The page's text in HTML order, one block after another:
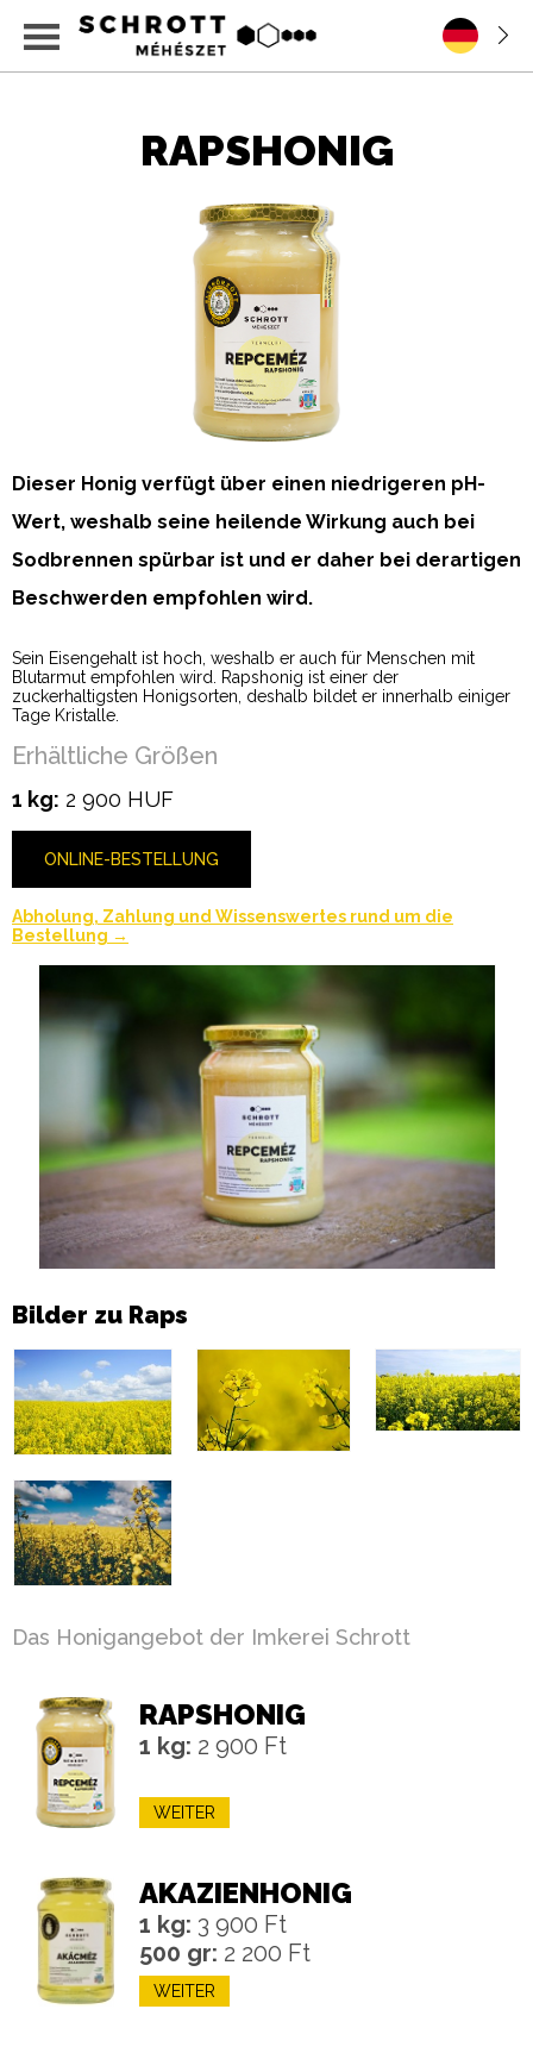
Das Honigangebot der Imkerei Schrott
RAPSHONIG
1 kg: 2 900 Ft
WEITER
AKAZIENHONIG
1 kg: 3 900 Ft
500 gr: 2 200 Ft
WEITER
RAPSHONIG
Dieser Honig verfügt über einen niedrigeren pH-
Wert, weshalb seine heilende Wirkung auch bei
Sodbrennen spürbar ist und er daher bei derartigen
Beschwerden empfohlen wird.
Sein Eisengehalt ist hoch, weshalb er auch für Menschen mit
Blutarmut empfohlen wird. Rapshonig ist einer der
zuckerhaltigsten Honigsorten, deshalb bildet er innerhalb einiger
Tage Kristalle.
Erhältliche Größen
1 kg: 2 900 HUF
ONLINE-BESTELLUNG
Abholung, Zahlung und Wissenswertes rund um die
Bestellung →
Bilder zu Raps